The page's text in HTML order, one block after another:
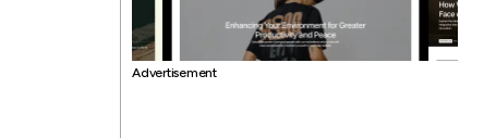
Advertisement